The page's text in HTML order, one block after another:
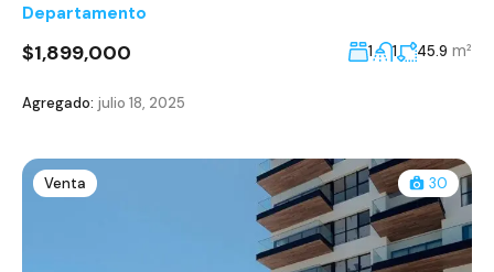
Departamento
$1,899,000 1 1 45.9 m²
Agregado: julio 18, 2025
Venta 30